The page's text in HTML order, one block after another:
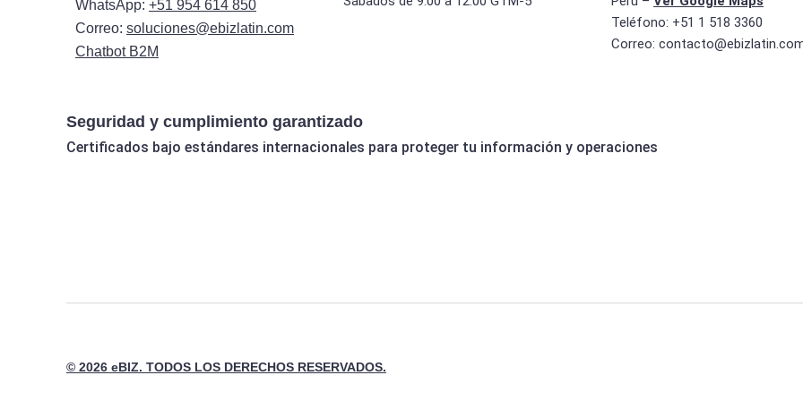
WhatsApp: +51 954 614 850
Correo: soluciones@ebizlatin.com
Chatbot B2M
Teléfono: +51 1 518 3360
Correo:
Seguridad y cumplimiento garantizado
Certificados bajo estándares internacionales para proteger tu información y operaciones
© 2026 eBIZ. TODOS LOS DERECHOS RESERVADOS.